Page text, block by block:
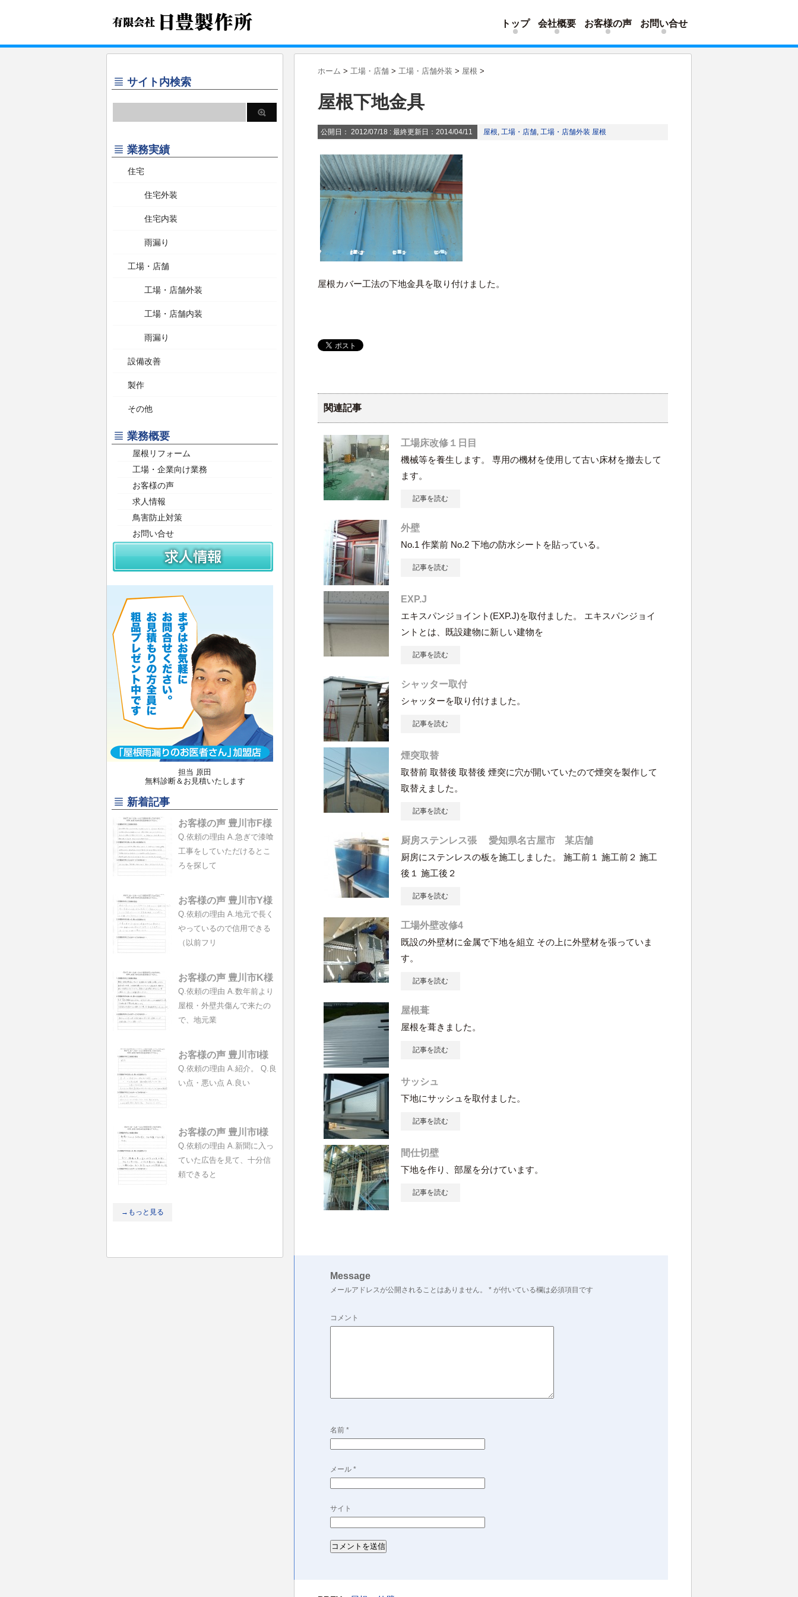
トップ 会社概要 お客様の声 お問い合せ
ホーム > 工場・店舗 > 工場・店舗外装 > 屋根 >
屋根下地金具
公開日： 2012/07/18 : 最終更新日：2014/04/11 屋根, 工場・店舗, 工場・店舗外装 屋根
屋根カバー工法の下地金具を取り付けました。
関連記事
工場床改修１日目
機械等を養生します。 専用の機材を使用して古い床材を撤去して
ます。
記事を読む
外壁
No.1 作業前 No.2 下地の防水シートを貼っている。
記事を読む
EXP.J
エキスパンジョイント(EXP.J)を取付ました。 エキスパンジョイ
ントとは、既設建物に新しい建物を
記事を読む
シャッター取付
シャッターを取り付けました。
記事を読む
煙突取替
取替前 取替後 取替後 煙突に穴が開いていたので煙突を製作して
取替えました。
記事を読む
厨房ステンレス張 愛知県名古屋市 某店舗
厨房にステンレスの板を施工しました。 施工前１ 施工前２ 施工
後１ 施工後２
記事を読む
工場外壁改修4
既設の外壁材に金属で下地を組立 その上に外壁材を張っていま
す。
記事を読む
屋根葺
屋根を葺きました。
記事を読む
サッシュ
下地にサッシュを取付ました。
記事を読む
間仕切壁
下地を作り、部屋を分けています。
記事を読む
Message
メールアドレスが公開されることはありません。 * が付いている欄は必須項目です
コメント
名前 *
メール *
サイト
サイト内検索
業務実績
住宅
住宅外装
住宅内装
雨漏り
工場・店舗
工場・店舗外装
工場・店舗内装
雨漏り
設備改善
製作
その他
業務概要
屋根リフォーム
工場・企業向け業務
お客様の声
求人情報
鳥害防止対策
お問い合せ
担当 原田
無料診断＆お見積いたします
新着記事
お客様の声 豊川市F様
Q.依頼の理由 A.急ぎで漆喰
工事をしていただけるとこ
ろを探して
お客様の声 豊川市Y様
Q.依頼の理由 A.地元で長く
やっているので信用できる
（以前フリ
お客様の声 豊川市K様
Q.依頼の理由 A.数年前より
屋根・外壁共傷んで来たの
で、地元業
お客様の声 豊川市I様
Q.依頼の理由 A.紹介。 Q.良
い点・悪い点 A.良い
お客様の声 豊川市I様
Q.依頼の理由 A.新聞に入っ
ていた広告を見て、十分信
頼できると
→もっと見る